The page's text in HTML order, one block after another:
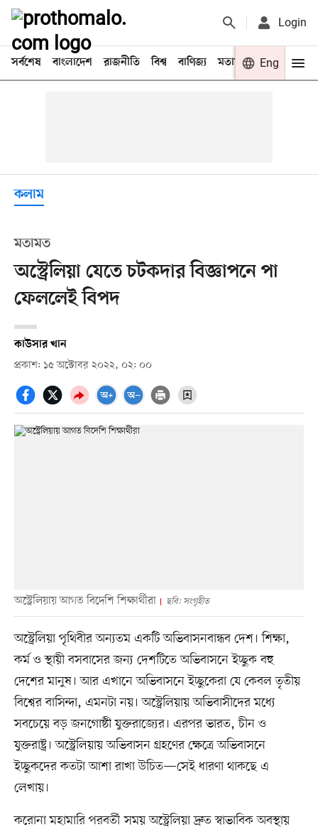
Login
সর্বশেষ বাংলাদেশ রাজনীতি বিশ্ব বাণিজ্য মতামত খেলা
Eng
কলাম
মতামত
অস্ট্রেলিয়া যেতে চটকদার বিজ্ঞাপনে পা
ফেললেই বিপদ
কাউসার খান
প্রকাশ: ১৫ অক্টোবর ২০২২, ০২: ০০
অস্ট্রেলিয়ায় আগত বিদেশি শিক্ষার্থীরা ছবি: সংগৃহীত
অস্ট্রেলিয়া পৃথিবীর অন্যতম একটি অভিবাসনবান্ধব দেশ। শিক্ষা,
কর্ম ও স্থায়ী বসবাসের জন্য দেশটিতে অভিবাসনে ইচ্ছুক বহু
দেশের মানুষ। আর এখানে অভিবাসনে ইচ্ছুকেরা যে কেবল তৃতীয়
বিশ্বের বাসিন্দা, এমনটা নয়। অস্ট্রেলিয়ায় অভিবাসীদের মধ্যে
সবচেয়ে বড় জনগোষ্ঠী যুক্তরাজ্যের। এরপর ভারত, চীন ও
যুক্তরাষ্ট্র। অস্ট্রেলিয়ায় অভিবাসন গ্রহণের ক্ষেত্রে অভিবাসনে
ইচ্ছুকদের কতটা আশা রাখা উচিত—সেই ধারণা থাকছে এ
লেখায়।
করোনা মহামারি পরবর্তী সময় অস্ট্রেলিয়া দ্রুত স্বাভাবিক অবস্থায়